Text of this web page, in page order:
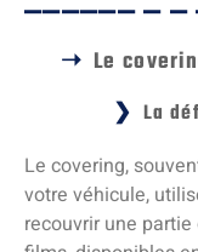
Le
La
Le covering,
votre véhicule,
recouvrir une